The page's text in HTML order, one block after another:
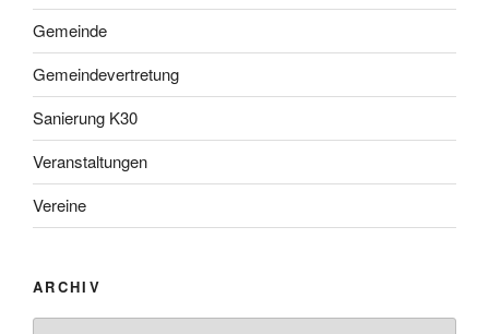
Gemeinde
Gemeindevertretung
Sanierung K30
Veranstaltungen
Vereine
ARCHIV